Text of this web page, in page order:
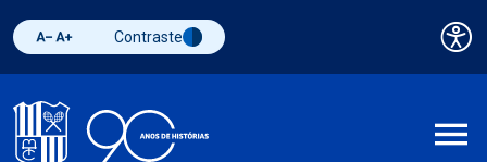
Diminuir fonte
Aumentar fonteAlternar contraste
Contraste